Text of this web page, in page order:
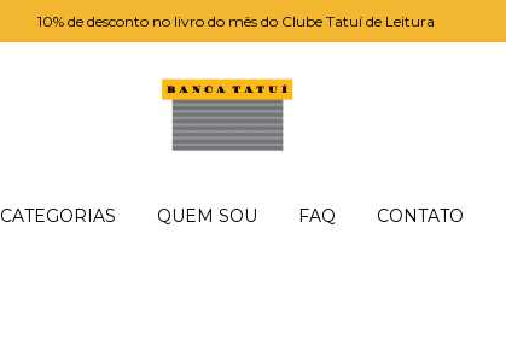
10% de desconto no livro do mês do Clube Tatuí de Leitura
CATEGORIAS QUEM SOU FAQ CONTATO